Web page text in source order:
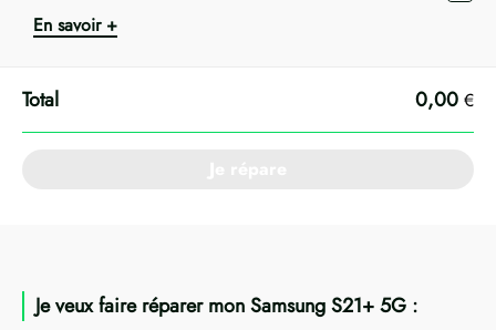
En savoir +
0,00 €
Je veux faire réparer mon Samsung S21+ 5G :